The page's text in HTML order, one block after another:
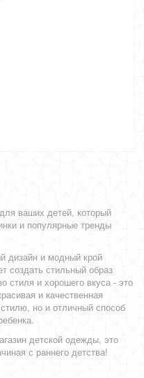
ваших детей, который
и популярные тренды
дизайн и модный крой
создать стильный образ
стиля и хорошего вкуса - это
и качественная
но и отличный способ
детской одежды, это
с раннего детства!